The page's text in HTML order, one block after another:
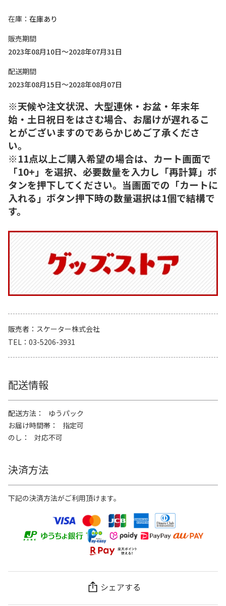
在庫
在庫あり
販売期間
2023年08月10日～2028年07月31日
配送期間
2023年08月15日～2028年08月07日
※天候や注文状況、大型連休・お盆・年末年
始・土日祝日をはさむ場合、お届けが遅れるこ
とがございますのであらかじめご了承くださ
い。
※11点以上ご購入希望の場合は、カート画面で
「10+」を選択、必要数量を入力し「再計算」ボ
タンを押下してください。当画面での「カートに
入れる」ボタン押下時の数量選択は1個で結構で
す。
販売者
スケーター株式会社
TEL
03-5206-3931
配送情報
配送方法
ゆうパック
お届け時間帯
指定可
のし
対応不可
決済方法
下記の決済方法がご利用頂けます。
シェアする